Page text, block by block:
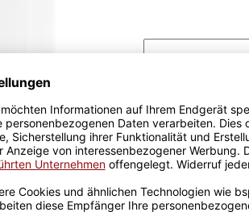
Größere Stückzahl?